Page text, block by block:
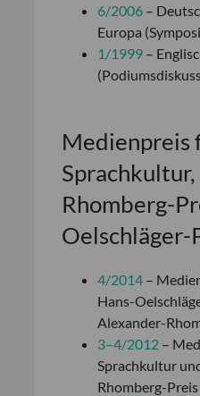
6/2006 –
Europa
1/1999 –
Medienpreis
Rhomberg-
Oelschläger-
4/2014 –
Hans-
Alexander-
3–4/2012 –
Sprachkultur
Rhomberg-